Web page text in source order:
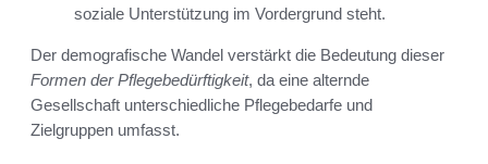
soziale Unterstützung im Vordergrund steht.
Der demografische Wandel verstärkt die Bedeutung dieser
Formen der Pflegebedürftigkeit, da eine alternde
Gesellschaft unterschiedliche Pflegebedarfe und
Zielgruppen umfasst.